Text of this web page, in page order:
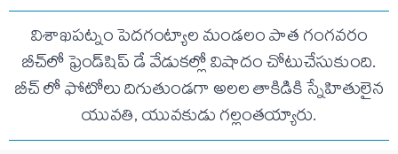
విశాఖపట్నం పెదగంట్యాల మండలం పాత గంగవరం
బీచ్‌లో ఫ్రెండ్‌షిప్ డే వేడుకల్లో విషాదం చోటుచేసుకుంది.
బీచ్ లో ఫోటోలు దిగుతుండగా అలల తాకిడికి స్నేహితులైన
యువతి, యువకుడు గల్లంతయ్యారు.